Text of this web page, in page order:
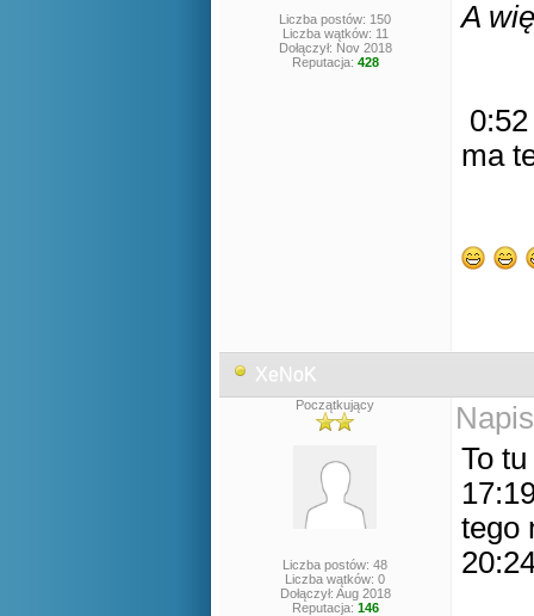
Liczba postów: 150
Liczba wątków: 11
Dołączył: Nov 2018
Reputacja: 428
A
ma
XeNoK
Początkujący
Liczba postów: 48
Liczba wątków: 0
Dołączył: Aug 2018
Reputacja: 146
To
tego